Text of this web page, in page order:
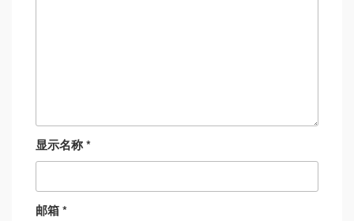
显示名称*
邮箱*